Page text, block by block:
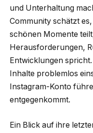
und Unterhaltung
Community schätzt
schönen Momente
Herausforderungen,
Entwicklungen
Inhalte problemlos
Instagram-Konto
entgegenkommt.
Ein Blick auf ihre